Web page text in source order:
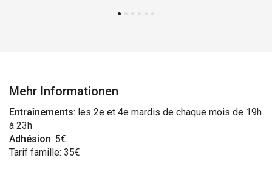
Mehr Informationen
Entraînements: les 2e et 4e mardis de chaque mois de 19h
à 23h
Adhésion: 5€
Tarif famille: 35€